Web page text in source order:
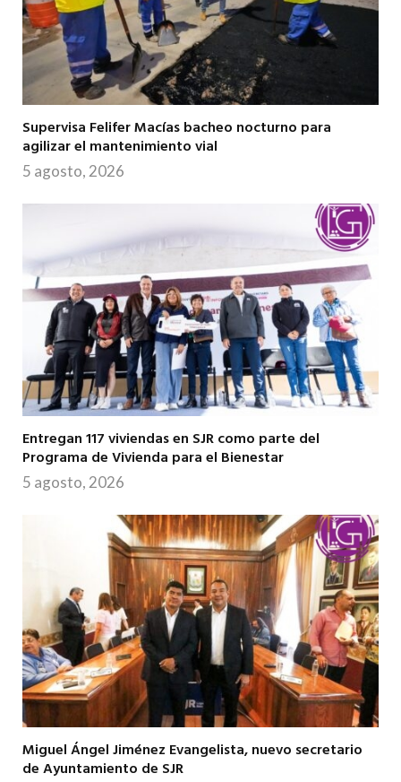
Supervisa Felifer Macías bacheo nocturno para
agilizar el mantenimiento vial
5 agosto, 2026
Entregan 117 viviendas en SJR como parte del
Programa de Vivienda para el Bienestar
5 agosto, 2026
Miguel Ángel Jiménez Evangelista, nuevo secretario
de Ayuntamiento de SJR